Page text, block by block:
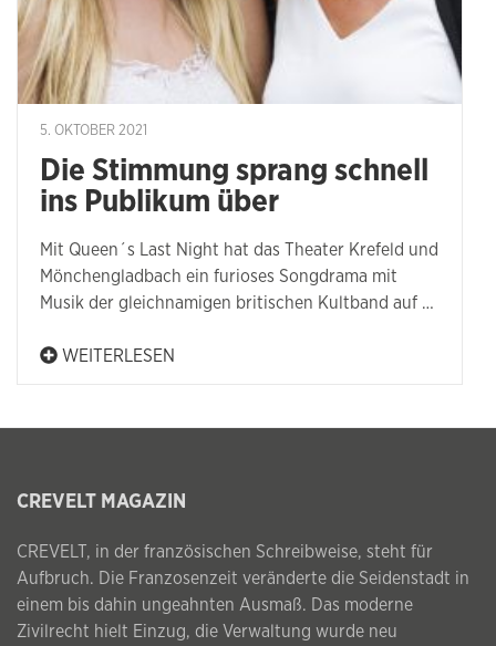
5. OKTOBER 2021
Die Stimmung sprang schnell
ins Publikum über
Mit Queen´s Last Night hat das Theater Krefeld und
Mönchengladbach ein furioses Songdrama mit
Musik der gleichnamigen britischen Kultband auf …
WEITERLESEN
CREVELT MAGAZIN
CREVELT, in der französischen Schreibweise, steht für
Aufbruch. Die Franzosenzeit veränderte die Seidenstadt in
einem bis dahin ungeahnten Ausmaß. Das moderne
Zivilrecht hielt Einzug, die Verwaltung wurde neu